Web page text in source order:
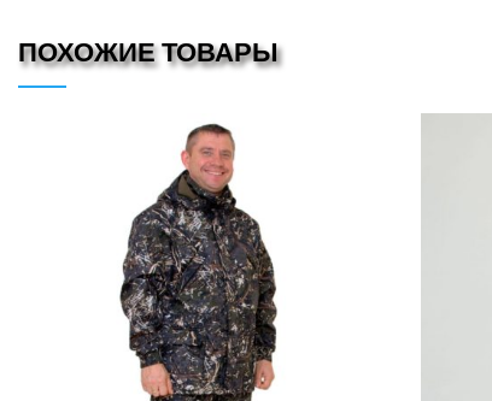
ПОХОЖИЕ ТОВАРЫ